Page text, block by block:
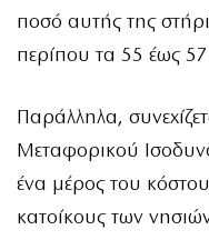
ποσό αυτής της
περίπου τα 55 έως
Παράλληλα,
Μεταφορικού
ένα μέρος του
κατοίκους των